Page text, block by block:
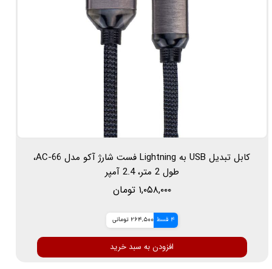
کابل تبدیل USB به Lightning فست شارژ آکو مدل AC-66،
طول 2 متر، 2.4 آمپر
۱,۰۵۸,۰۰۰ تومان
4 قسط 264,500 تومانی
افزودن به سبد خرید